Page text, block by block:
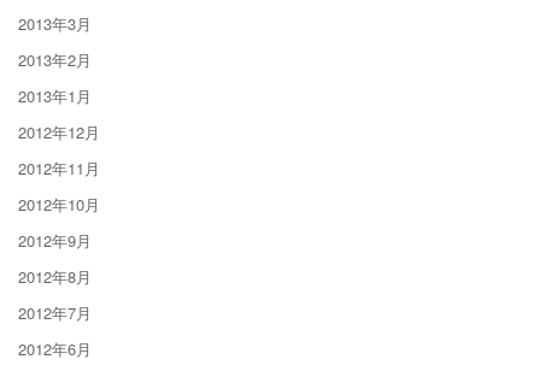
2013年3月
2013年2月
2013年1月
2012年12月
2012年11月
2012年10月
2012年9月
2012年8月
2012年7月
2012年6月